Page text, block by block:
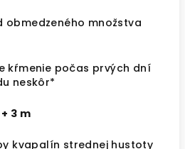
obmedzeného množstva
kŕmenie počas prvých dní
neskôr*
+ 3 m
kvapalín strednej hustoty